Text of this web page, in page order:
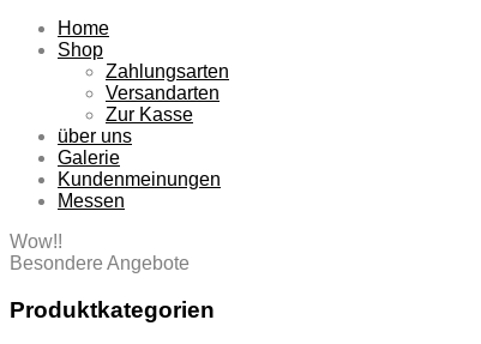
Home
Shop
Zahlungsarten
Versandarten
Zur Kasse
über uns
Galerie
Kundenmeinungen
Messen
Wow!!
Besondere Angebote
Produktkategorien